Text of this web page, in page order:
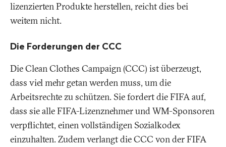
lizenzierten Produkte herstellen, reicht dies bei
weitem nicht.
Die Forderungen der CCC
Die Clean Clothes Campaign (CCC) ist überzeugt,
dass viel mehr getan werden muss, um die
Arbeitsrechte zu schützen. Sie fordert die FIFA auf,
dass sie alle FIFA-Lizenznehmer und WM-Sponsoren
verpflichtet, einen vollständigen Sozialkodex
einzuhalten. Zudem verlangt die CCC von der FIFA